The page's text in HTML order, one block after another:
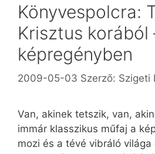
Könyvespolcra:
Krisztus korából
képregényben
2009-05-03 Szerző: Szigeti
Van, akinek tetszik, van,
immár klasszikus műfaj a
mozi és a tévé vibráló